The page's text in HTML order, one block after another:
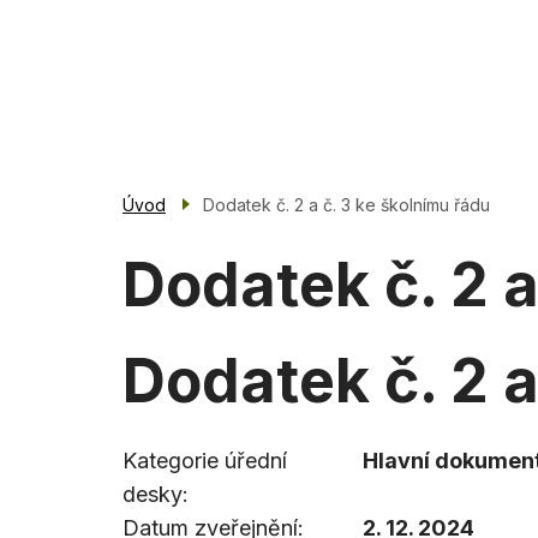
Úvod Dodatek č. 2 a č. 3 ke školnímu řádu
Dodatek č. 2
Dodatek č. 2
Kategorie úřední
desky
Hlavní
Datum zveřejnění
2. 12. 2024